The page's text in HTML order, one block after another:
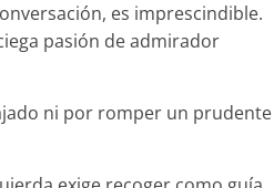
es imprescindible.
pasión de admirador
ni por romper un prudente